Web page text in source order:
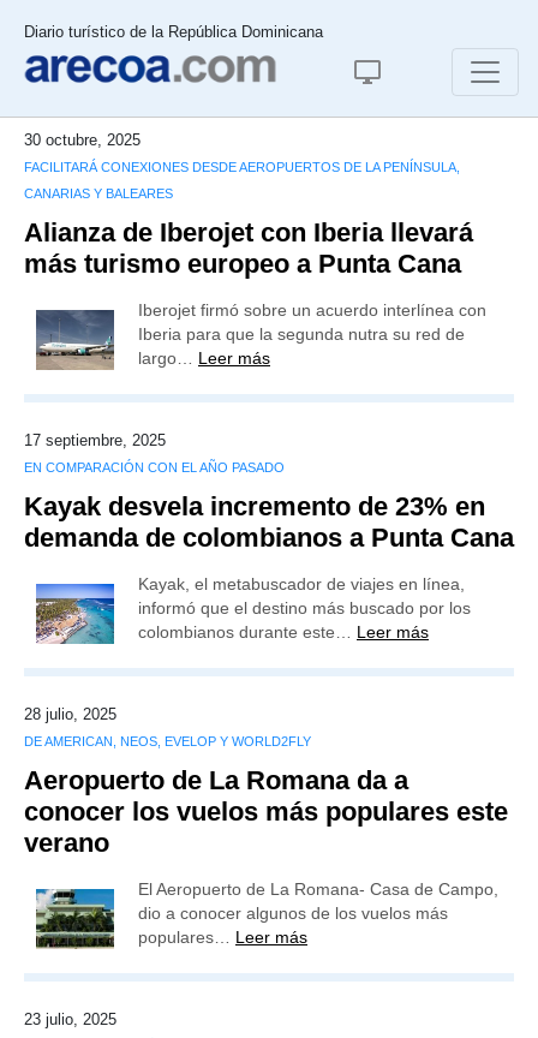
Diario turístico de la República Dominicana
30 octubre, 2025
FACILITARÁ CONEXIONES DESDE AEROPUERTOS DE LA PENÍNSULA,
CANARIAS Y BALEARES
Alianza de Iberojet con Iberia llevará
más turismo europeo a Punta Cana
Iberojet firmó sobre un acuerdo interlínea con
Iberia para que la segunda nutra su red de
largo… Leer más
17 septiembre, 2025
EN COMPARACIÓN CON EL AÑO PASADO
Kayak desvela incremento de 23% en
demanda de colombianos a Punta Cana
Kayak, el metabuscador de viajes en línea,
informó que el destino más buscado por los
colombianos durante este… Leer más
28 julio, 2025
DE AMERICAN, NEOS, EVELOP Y WORLD2FLY
Aeropuerto de La Romana da a
conocer los vuelos más populares este
verano
El Aeropuerto de La Romana- Casa de Campo,
dio a conocer algunos de los vuelos más
populares… Leer más
23 julio, 2025